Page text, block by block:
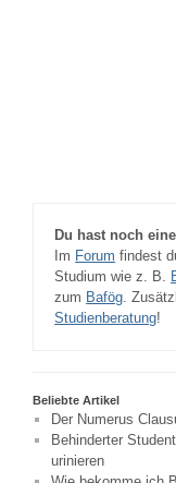
Du hast noch
Im Forum findest
Studium wie z. B.
zum Bafög.
Studienberatung!
Beliebte Artikel
Der Numerus
Behinderter
urinieren